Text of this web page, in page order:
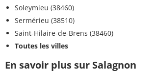
Soleymieu (38460)
Sermérieu (38510)
Saint-Hilaire-de-Brens (38460)
Toutes les villes
En savoir plus sur Salagnon